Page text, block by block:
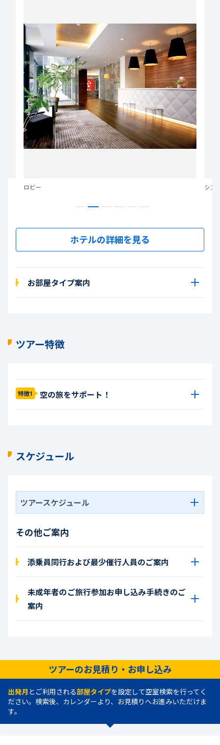
ロビー シン
ホテルの詳細を見る
お部屋タイプ案内
ツアー特徴
特徴1 空の旅をサポート！
スケジュール
ツアースケジュール
その他ご案内
添乗員同行および最少催行人員のご案内
未成年者のご旅行参加お申し込み手続きのご
案内
ツアーのお見積り・お申し込み
出発月 とご利用される部屋タイプを設定して空室検索を行ってく
ださい。検索後、カレンダーより、お見積りへお進みいただけま
す。